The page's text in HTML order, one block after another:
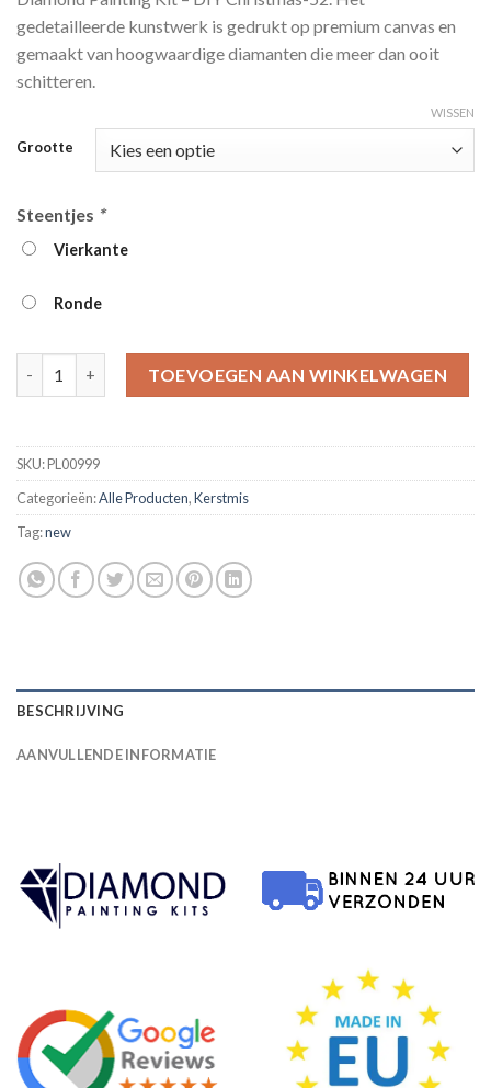
gedetailleerde kunstwerk is gedrukt op premium canvas en
gemaakt van hoogwaardige diamanten die meer dan ooit
schitteren.
Grootte
WISSEN
Steentjes *
Vierkante
Ronde
TOEVOEGEN AAN WINKELWAGEN
SKU:PL00999
Categorieën:Alle Producten,Kerstmis
Tag:new
BESCHRIJVING
AANVULLENDE INFORMATIE